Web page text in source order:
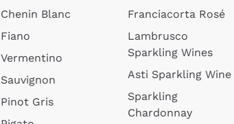
Chenin Blanc
Fiano
Vermentino
Sauvignon
Pinot Gris
Franciacorta Rosé
Lambrusco
Sparkling Wines
Asti Sparkling Wine
Sparkling
Chardonnay